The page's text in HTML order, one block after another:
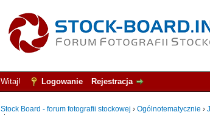
Witaj! Logowanie Rejestracja
Stock Board - forum fotografii stockowej › Ogólnotematycznie ›